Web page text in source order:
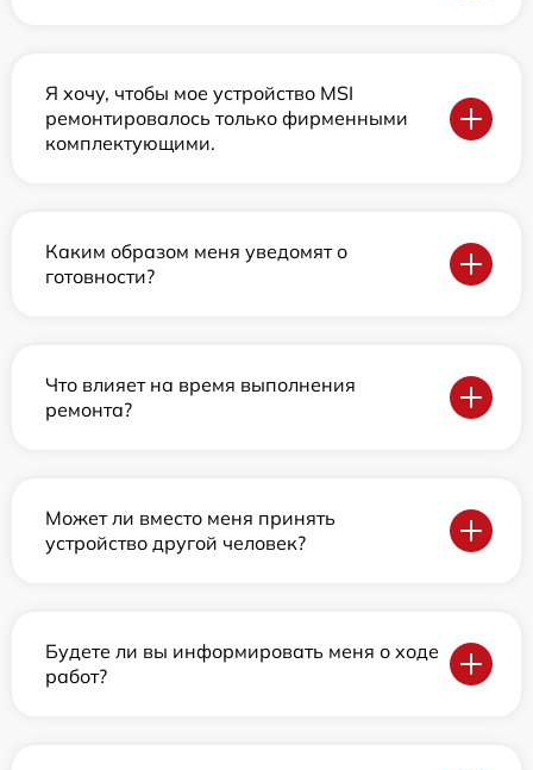
Я хочу, чтобы мое устройство MSI
ремонтировалось только фирменными
комплектующими.
Каким образом меня уведомят о
готовности?
Что влияет на время выполнения
ремонта?
Может ли вместо меня принять
устройство другой человек?
Будете ли вы информировать меня о ходе
работ?